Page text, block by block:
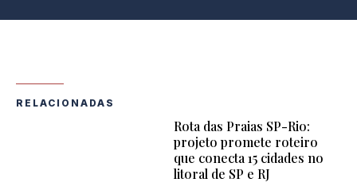
RELACIONADAS
Rota das Praias SP-Rio:
projeto promete roteiro
que conecta 15 cidades no
litoral de SP e RJ